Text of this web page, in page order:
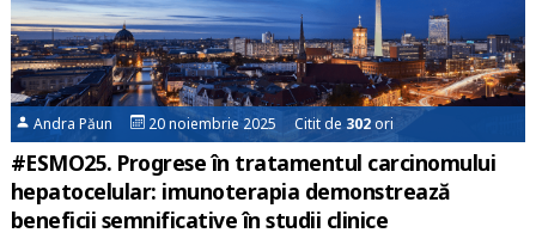
Andra Păun 20 noiembrie 2025 Citit de 302ori
#ESMO25. Progrese în tratamentul carcinomului
hepatocelular: imunoterapia demonstrează
beneficii semnificative în studii clinice